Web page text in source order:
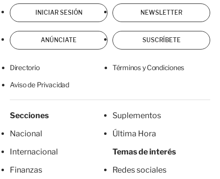
INICIAR SESIÓN NEWSLETTER
ANÚNCIATE SUSCRÍBETE
Directorio Términos y Condiciones
Aviso de Privacidad
Secciones
Nacional
Internacional
Finanzas
Suplementos
Última Hora
Temas de interés
Redes sociales